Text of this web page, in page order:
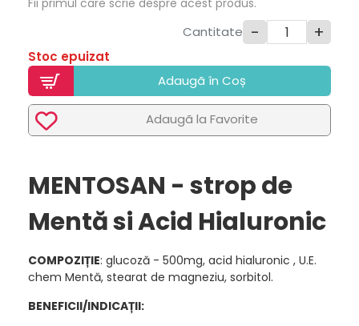
Fii primul care scrie despre acest produs.
Cantitate - +
Stoc epuizat
Adaugã în Coș
Adaugã la Favorite
MENTOSAN - strop de
Mentă si Acid Hialuronic
COMPOZIȚIE: glucoză - 500mg, acid hialuronic , U.E.
chem Mentă, stearat de magneziu, sorbitol.
BENEFICII/INDICAȚII: